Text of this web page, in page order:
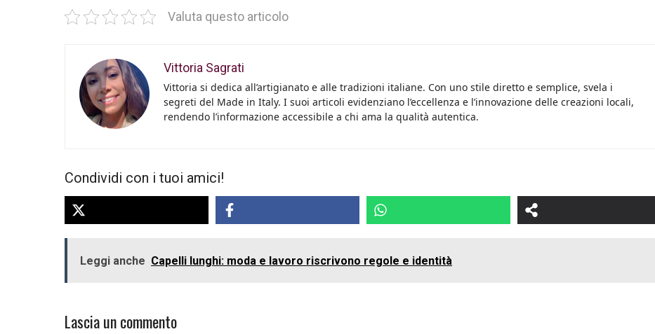
Valuta questo articolo
Vittoria Sagrati
Vittoria si dedica all’artigianato e alle tradizioni italiane. Con uno stile diretto e semplice, svela i
segreti del Made in Italy. I suoi articoli evidenziano l’eccellenza e l’innovazione delle creazioni locali,
rendendo l’informazione accessibile a chi ama la qualità autentica.
Condividi con i tuoi amici!
Leggi anche Capelli lunghi: moda e lavoro riscrivono regole e identità
Lascia un commento